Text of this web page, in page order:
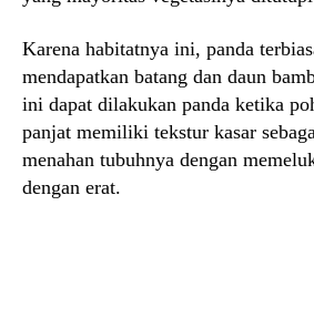
Karena habitatnya ini, panda
mendapatkan batang dan daun
ini dapat dilakukan panda ketika
panjat memiliki tekstur kasar
menahan tubuhnya dengan
dengan erat.